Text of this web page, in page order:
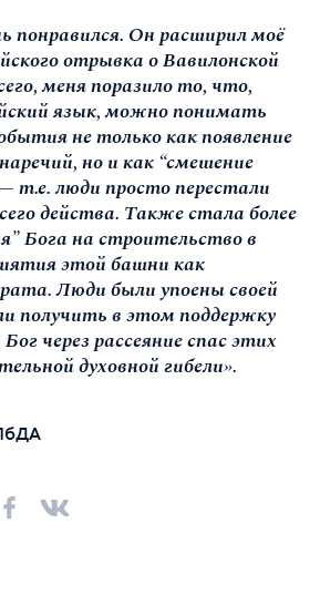
понравился. Он расширил моё
отрывка о Вавилонской
меня поразило то, что,
язык, можно понимать
не только как появление
но и как “смешение
т.е. люди просто перестали
действа. Также стала более
Бога на строительство в
этой башни как
Люди были упоены своей
получить в этом поддержку
через рассеяние спас этих
духовной гибели».